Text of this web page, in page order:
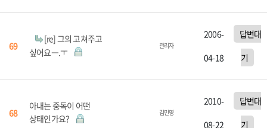
69
[re] 그의 고쳐주고
싶어요ㅡ.ㅜ
관리자
2006-
04-18
답변대
기
68
아내는 중독이 어떤
상태인가요?
김민영
2010-
08-22
답변대
기